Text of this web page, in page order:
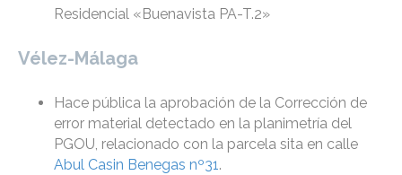
Residencial «Buenavista PA-T.2»
Vélez-Málaga
Hace pública la aprobación de la Corrección de
error material detectado en la planimetría del
PGOU, relacionado con la parcela sita en calle
Abul Casin Benegas nº31.